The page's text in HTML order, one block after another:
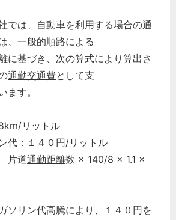
では、自動車を利用する場合の通
、一般的順路による
に基づき、次の算式により算出さ
通勤交通費として支
す。
リットル
代：１４０円/リットル
片道通勤距離数 × 140/8 × 1.1 ×
ソリン代高騰により、１４０円を